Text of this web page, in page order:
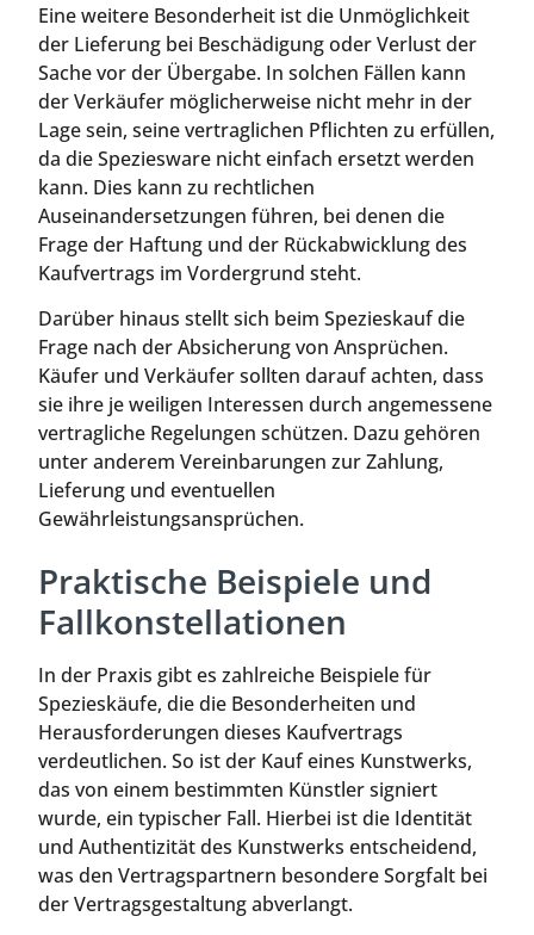
Eine weitere Besonderheit ist die Unmöglichkeit
der Lieferung bei Beschädigung oder Verlust der
Sache vor der Übergabe. In solchen Fällen kann
der Verkäufer möglicherweise nicht mehr in der
Lage sein, seine vertraglichen Pflichten zu erfüllen,
da die Speziesware nicht einfach ersetzt werden
kann. Dies kann zu rechtlichen
Auseinandersetzungen führen, bei denen die
Frage der Haftung und der Rückabwicklung des
Kaufvertrags im Vordergrund steht.
Darüber hinaus stellt sich beim Spezieskauf die
Frage nach der Absicherung von Ansprüchen.
Käufer und Verkäufer sollten darauf achten, dass
sie ihre je weiligen Interessen durch angemessene
vertragliche Regelungen schützen. Dazu gehören
unter anderem Vereinbarungen zur Zahlung,
Lieferung und eventuellen
Gewährleistungsansprüchen.
Praktische Beispiele und
Fallkonstellationen
In der Praxis gibt es zahlreiche Beispiele für
Spezieskäufe, die die Besonderheiten und
Herausforderungen dieses Kaufvertrags
verdeutlichen. So ist der Kauf eines Kunstwerks,
das von einem bestimmten Künstler signiert
wurde, ein typischer Fall. Hierbei ist die Identität
und Authentizität des Kunstwerks entscheidend,
was den Vertragspartnern besondere Sorgfalt bei
der Vertragsgestaltung abverlangt.